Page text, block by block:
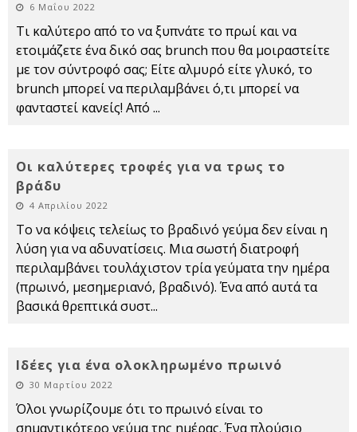
6 Μαΐου 2022
Τι καλύτερο από το να ξυπνάτε το πρωί και να
ετοιμάζετε ένα δικό σας brunch που θα μοιραστείτε
με τον σύντροφό σας; Είτε αλμυρό είτε γλυκό, το
brunch μπορεί να περιλαμβάνει ό,τι μπορεί να
φανταστεί κανείς! Από ...
Οι καλύτερες τροφές για να τρως το
βράδυ
4 Απριλίου 2022
Το να κόψεις τελείως το βραδινό γεύμα δεν είναι η
λύση για να αδυνατίσεις. Μια σωστή διατροφή
περιλαμβάνει τουλάχιστον τρία γεύματα την ημέρα
(πρωινό, μεσημεριανό, βραδινό). Ένα από αυτά τα
βασικά θρεπτικά συστ...
Ιδέες για ένα ολοκληρωμένο πρωινό
30 Μαρτίου 2022
Όλοι γνωρίζουμε ότι το πρωινό είναι το
σημαντικότερο γεύμα της ημέρας. Ένα πλούσιο